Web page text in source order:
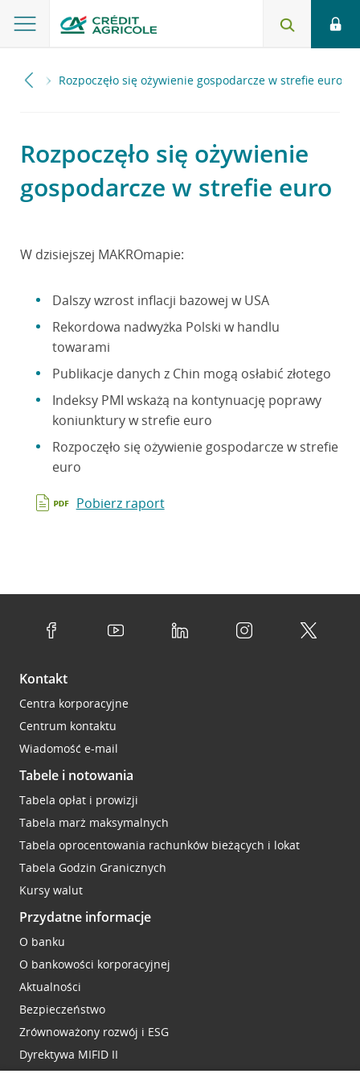
2023 Rozpoczęło się ożywienie gospodarcze w strefie euro
Rozpoczęło się ożywienie
gospodarcze w strefie euro
W dzisiejszej MAKROmapie:
Dalszy wzrost inflacji bazowej w USA
Rekordowa nadwyżka Polski w handlu
towarami
Publikacje danych z Chin mogą osłabić złotego
Indeksy PMI wskażą na kontynuację poprawy
koniunktury w strefie euro
Rozpoczęło się ożywienie gospodarcze w strefie
euro
Pobierz raport
Kontakt
Centra korporacyjne
Centrum kontaktu
Wiadomość e-mail
Tabele i notowania
Tabela opłat i prowizji
Tabela marż maksymalnych
Tabela oprocentowania rachunków bieżących i lokat
Tabela Godzin Granicznych
Kursy walut
Przydatne informacje
O banku
O bankowości korporacyjnej
Aktualności
Bezpieczeństwo
Zrównoważony rozwój i ESG
Dyrektywa MIFID II